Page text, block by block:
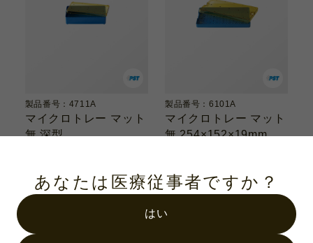
あなたは医療従事者ですか？
はい
製品番号：4711A
マイクロトレー マット
無 深型
製品番号：6101A
マイクロトレー マット
無 254×152×19mm